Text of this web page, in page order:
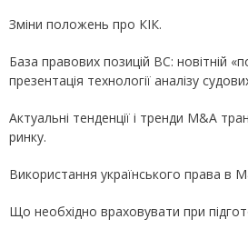
Зміни положень про КІК.
База правових позицій ВС: новітній
презентація технології аналізу
Актуальні тенденції і тренди M&A
ринку.
Використання українського права в
Що необхідно враховувати при